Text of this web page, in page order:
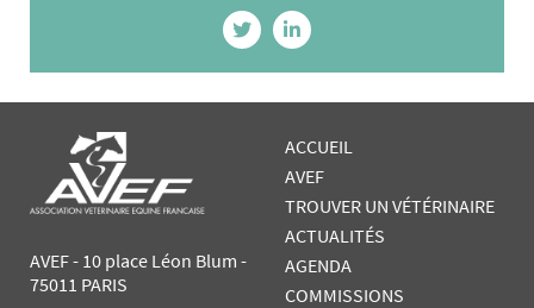
AVEF - 10 place Léon Blum -
75011 PARIS
ACCUEIL
AVEF
TROUVER UN VÉTÉRINAIRE
ACTUALITÉS
AGENDA
COMMISSIONS